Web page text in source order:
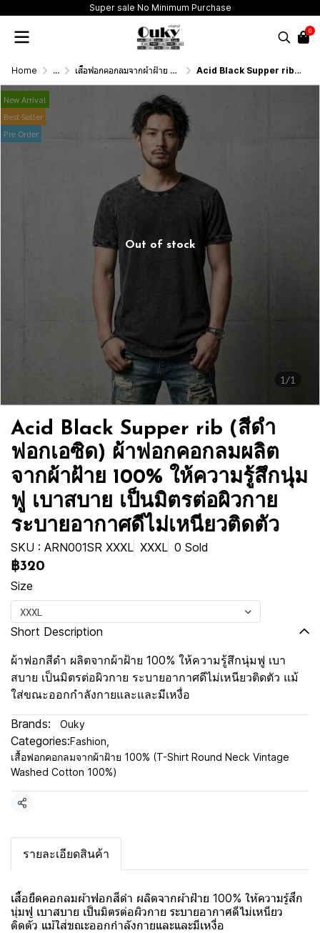
Super sale No Minimum Purchase
0
Home ... เสื้อฟอกคอกลมจากผ้าฝ้าย 100% (T-Shirt Round Neck Vintage Washed Cotton 100%) Acid Black Supper rib (สีดำฟอกเอซิด) ผ้าฟอกคอกลมผลิตจากผ้าฝ้าย 100% ให้ความรู้สึกนุ่มฟู เบาสบาย เป็นมิตรต่อผิวกาย ระบายอากาศดีไม่เหนียวติดตัว
1/1
New Arrival
Best Seller
Pre Order
Out of stock
Acid Black Supper rib (สีดำ
ฟอกเอซิด) ผ้าฟอกคอกลมผลิต
จากผ้าฝ้าย 100% ให้ความรู้สึกนุ่ม
ฟู เบาสบาย เป็นมิตรต่อผิวกาย
ระบายอากาศดีไม่เหนียวติดตัว
SKU : ARN001SR XXXL XXXL 0 Sold
฿320
Size
XXXL
Short Description
ผ้าฟอกสีดำ ผลิตจากผ้าฝ้าย 100% ให้ความรู้สึกนุ่มฟู เบา
สบาย เป็นมิตรต่อผิวกาย ระบายอากาศดีไม่เหนียวติดตัว แม้
ใส่ขณะออกกำลังกายและและมีเหงื่อ
Brands: Ouky
Categories:Fashion
เสื้อฟอกคอกลมจากผ้าฝ้าย 100% (T-Shirt Round Neck Vintage
Washed Cotton 100%)
Share
รายละเอียดสินค้า
เสื้อยืดคอกลมผ้าฟอกสีดำ ผลิตจากผ้าฝ้าย 100% ให้ความรู้สึก
นุ่มฟู เบาสบาย เป็นมิตรต่อผิวกาย ระบายอากาศดีไม่เหนียว
ติดตัว แม้ใส่ขณะออกกำลังกายและและมีเหงื่อ